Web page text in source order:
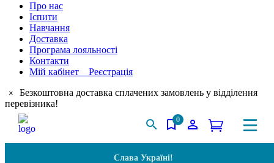
Про нас
Іспити
Навчання
Доставка
Програма лояльності
Контакти
Мій кабінет Реєстрація
×
Безкоштовна доставка сплачених замовлень у відділення
перевізника!
0
Слава Україні!